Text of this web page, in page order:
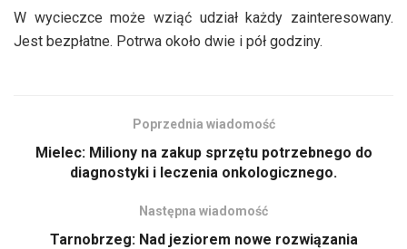
W wycieczce może wziąć udział każdy zainteresowany.
Jest bezpłatne. Potrwa około dwie i pół godziny.
Poprzednia wiadomość
Mielec: Miliony na zakup sprzętu potrzebnego do
diagnostyki i leczenia onkologicznego.
Następna wiadomość
Tarnobrzeg: Nad jeziorem nowe rozwiązania